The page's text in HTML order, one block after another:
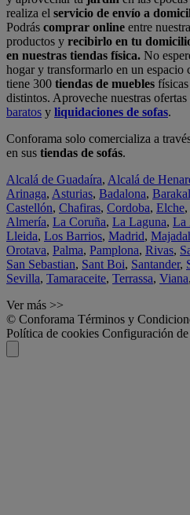
realiza el servicio de envío a
Podrás comprar online entre
productos y recibirlo en tu
en nuestras tiendas física. No
hogar y transformarlo en un espacio
tiene 300 tiendas de muebles
distintos. Aproveche nuestras ofertas
baratos y liquidaciones de sofas.
Conforama solo comercializa a
en sus tiendas de sofás.
Alcalá de Guadaíra, Alcalá de
Arinaga, Asturias, Badalona,
Castellón, Chafiras, Cordoba, Elche,
Almería, La Coruña, La Laguna, La
Lleida, Los Barrios, Madrid,
Orotava, Palma, Pamplona, Rivas,
San Sebastian, Sant Boi, Santander,
Sevilla, Tamaraceite, Terrassa, Viana,
Ver más >>
© Conforama Términos y
Política de cookies Configuración